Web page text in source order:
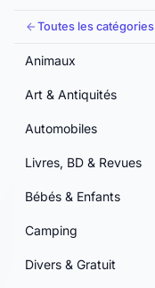
Toutes les catégories
Animaux
Art & Antiquités
Automobiles
Livres, BD & Revues
Bébés & Enfants
Camping
Divers & Gratuit